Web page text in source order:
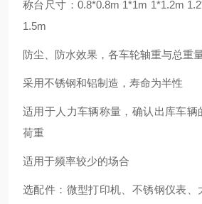
称台尺寸：0.8*0.8m 1*1m 1*1.2m
1.5m
防尘、防水效果，各车轮轴重与总重
采用不锈钢和铝制造，寿命为半性
适用于人力车辆称量，确认出库车辆
荷重
适用于频率较少的场合
选配件：微型打印机、不锈钢仪表、